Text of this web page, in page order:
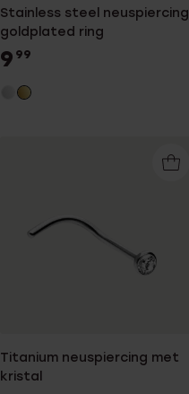
Stainless steel neuspiercing
goldplated ring
9 99
Titanium neuspiercing met
kristal